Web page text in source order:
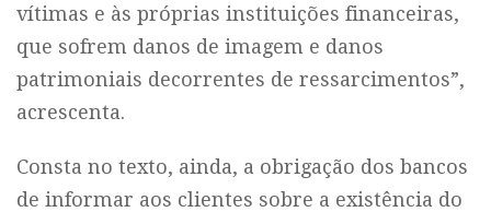
vítimas e às próprias instituições financeiras,
que sofrem danos de imagem e danos
patrimoniais decorrentes de ressarcimentos”,
acrescenta.
Consta no texto, ainda, a obrigação dos bancos
de informar aos clientes sobre a existência do